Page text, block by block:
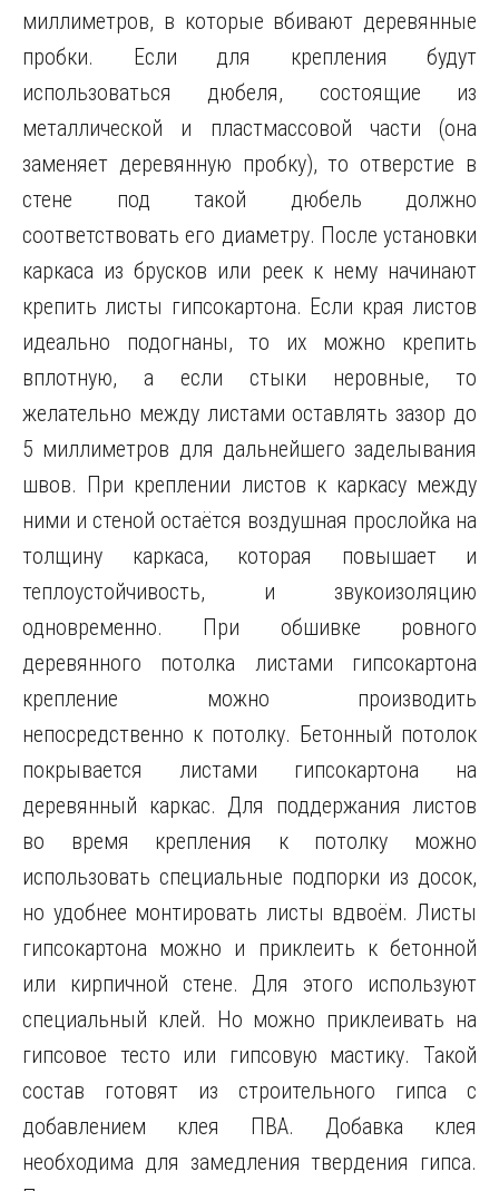
миллиметров, в которые вбивают деревянные
пробки. Если для крепления будут
использоваться дюбеля, состоящие из
металлической и пластмассовой части (она
заменяет деревянную пробку), то отверстие в
стене под такой дюбель должно
соответствовать его диаметру. После установки
каркаса из брусков или реек к нему начинают
крепить листы гипсокартона. Если края листов
идеально подогнаны, то их можно крепить
вплотную, а если стыки неровные, то
желательно между листами оставлять зазор до
5 миллиметров для дальнейшего заделывания
швов. При креплении листов к каркасу между
ними и стеной остаётся воздушная прослойка на
толщину каркаса, которая повышает и
теплоустойчивость, и звукоизоляцию
одновременно. При обшивке ровного
деревянного потолка листами гипсокартона
крепление можно производить
непосредственно к потолку. Бетонный потолок
покрывается листами гипсокартона на
деревянный каркас. Для поддержания листов
во время крепления к потолку можно
использовать специальные подпорки из досок,
но удобнее монтировать листы вдвоём. Листы
гипсокартона можно и приклеить к бетонной
или кирпичной стене. Для этого используют
специальный клей. Но можно приклеивать на
гипсовое тесто или гипсовую мастику. Такой
состав готовят из строительного гипса с
добавлением клея ПВА. Добавка клея
необходима для замедления твердения гипса.